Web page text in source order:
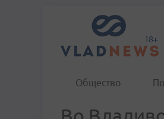
Общество